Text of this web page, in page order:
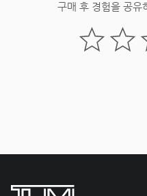
구매 후 경험을 공유